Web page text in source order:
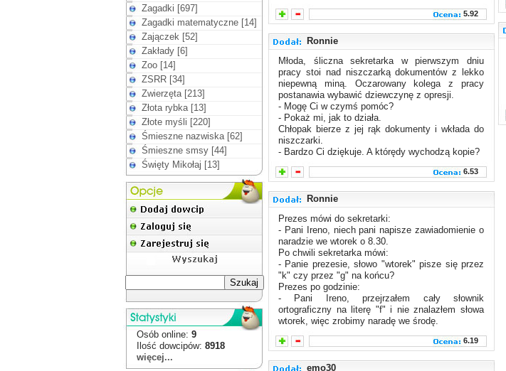
Zagadki [697]
Zagadki matematyczne [14]
Zajączek [52]
Zakłady [6]
Zoo [14]
ZSRR [34]
Zwierzęta [213]
Złota rybka [13]
Złote myśli [220]
Śmieszne nazwiska [62]
Śmieszne smsy [44]
Święty Mikołaj [13]
Osób online: 9
Ilość dowcipów: 8918
więcej...
5.92
Ronnie
Młoda, śliczna sekretarka w pierwszym dniu
pracy stoi nad niszczarką dokumentów z lekko
niepewną miną. Oczarowany kolega z pracy
postanawia wybawić dziewczynę z opresji.
- Mogę Ci w czymś pomóc?
- Pokaż mi, jak to działa.
Chłopak bierze z jej rąk dokumenty i wkłada do
niszczarki.
- Bardzo Ci dziękuje. A którędy wychodzą kopie?
6.53
Ronnie
Prezes mówi do sekretarki:
- Pani Ireno, niech pani napisze zawiadomienie o
naradzie we wtorek o 8.30.
Po chwili sekretarka mówi:
- Panie prezesie, słowo "wtorek" pisze się przez
"k" czy przez "g" na końcu?
Prezes po godzinie:
- Pani Ireno, przejrzałem cały słownik
ortograficzny na literę "f" i nie znalazłem słowa
wtorek, więc zrobimy naradę we środę.
6.19
emo30